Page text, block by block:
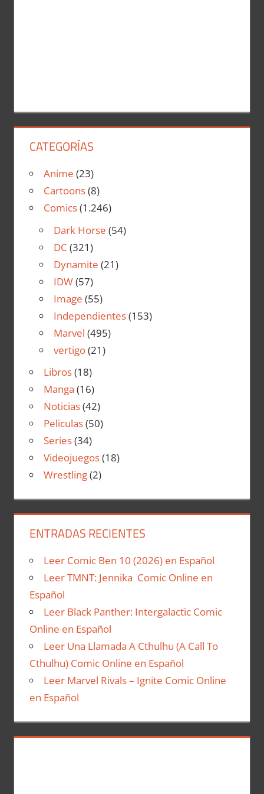
CATEGORÍAS
Anime (23)
Cartoons(8)
Comics(1.246)
Dark Horse (54)
DC (321)
Dynamite (21)
IDW(57)
Image (55)
Independientes(153)
Marvel (495)
vertigo(21)
Libros(18)
Manga (16)
Noticias(42)
Peliculas(50)
Series(34)
Videojuegos(18)
Wrestling(2)
ENTRADAS RECIENTES
Leer Comic Ben 10 (2026) en Español
Leer TMNT: Jennika Comic Online en
Español
Leer Black Panther: Intergalactic Comic
Online en Español
Leer Una Llamada A Cthulhu (A Call To
Cthulhu) Comic Online en Español
Leer Marvel Rivals – Ignite Comic Online
en Español